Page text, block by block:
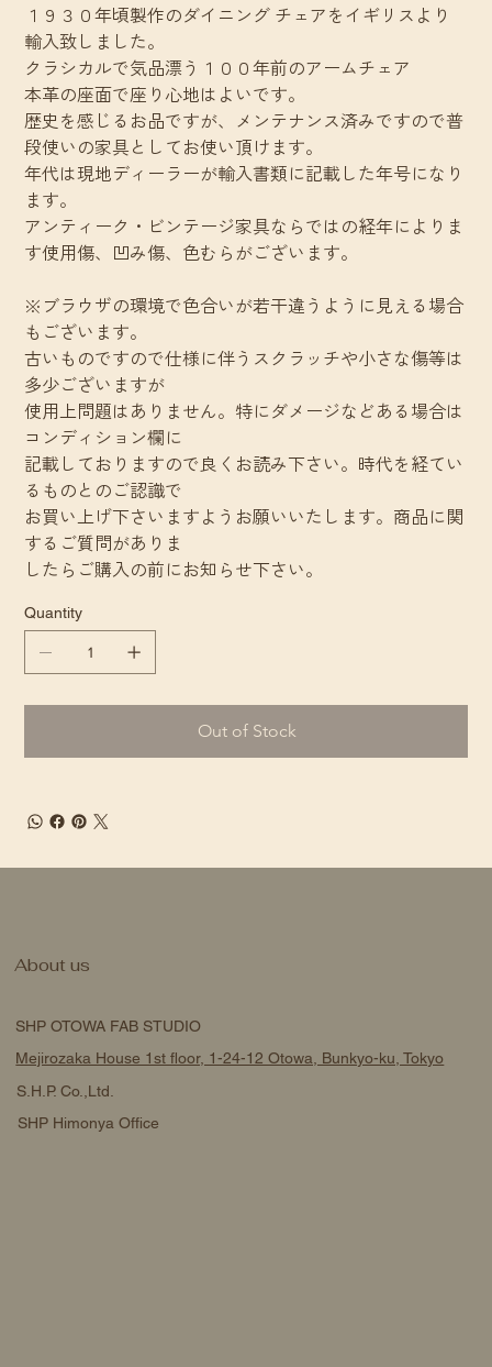
１９３０年頃製作のダイニング チェアをイギリスより
輸入致しました。
クラシカルで気品漂う１００年前のアームチェア
本革の座面で座り心地はよいです。
歴史を感じるお品ですが、メンテナンス済みですので普
段使いの家具としてお使い頂けます。
年代は現地ディーラーが輸入書類に記載した年号になり
ます。
アンティーク・ビンテージ家具ならではの経年によりま
す使用傷、凹み傷、色むらがございます。
※ブラウザの環境で色合いが若干違うように見える場合
もございます。
古いものですので仕様に伴うスクラッチや小さな傷等は
多少ございますが
使用上問題はありません。特にダメージなどある場合は
コンディション欄に
記載しておりますので良くお読み下さい。時代を経てい
るものとのご認識で
お買い上げ下さいますようお願いいたします。商品に関
するご質問がありま
したらご購入の前にお知らせ下さい。
Quantity
Out of Stock
SHP OTOWA FAB STUDIO
Mejirozaka House 1st floor, 1-24-12 Otowa, Bunkyo-ku, Tokyo
S.H.P. Co.,Ltd.
SHP Himonya Office
About us